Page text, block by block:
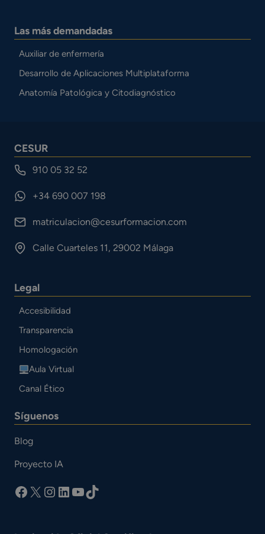
Las más demandadas
Auxiliar de enfermería
Desarrollo de Aplicaciones Multiplataforma
Anatomía Patológica y Citodiagnóstico
CESUR
910 05 32 52
+34 690 007 198
matriculacion@cesurformacion.com
Calle Cuarteles 11, 29002 Málaga
Legal
Accesibilidad
Transparencia
Homologación
Aula Virtual
Canal Ético
Síguenos
Blog
Proyecto IA
facebook
X Instagram
LinkedIn
YouTube
TikTok